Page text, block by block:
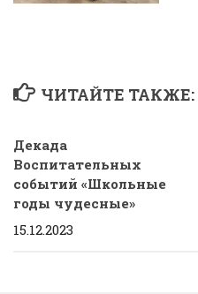
ЧИТАЙТЕ ТАКЖЕ:
Декада
Воспитательных
событий «Школьные
годы чудесные»
15.12.2023